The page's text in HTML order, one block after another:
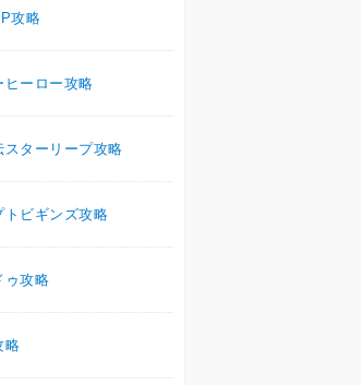
攻略
ヒーロー攻略
スターリープ攻略
トビギンズ攻略
ゥ攻略
略